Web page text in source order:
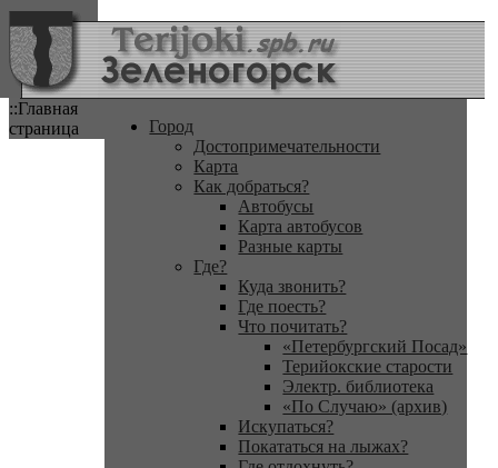
::Главная
страница
Город
Достопримечательности
Карта
Как добраться?
Автобусы
Карта автобусов
Разные карты
Где?
Куда звонить?
Где поесть?
Что почитать?
«Петербургский Посад»
Терийокские старости
Электр. библиотека
«По Случаю» (архив)
Искупаться?
Покататься на лыжах?